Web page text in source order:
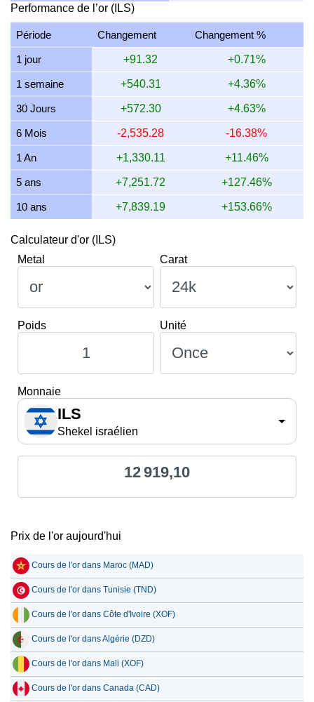
4,571.15
13 juillet 2026 4,536.09 145.84 145,835.29 1,701.03
12 juillet 2026 4,646.06 149.37 149,370.98 1,742.27
11 juillet 2026 4,646.06 149.37 149,370.98 1,742.27
10 juillet 2026 4,627.02 148.76 148,758.81 1,735.13
9 juillet 2026 4,672.46 150.22 150,219.63 1,752.17
Performance de l’or (ILS)
Période Changement Changement %
1 jour +91.32 +0.71%
1 semaine +540.31 +4.36%
30 Jours +572.30 +4.63%
6 Mois -2,535.28 -16.38%
1 An +1,330.11 +11.46%
5 ans +7,251.72 +127.46%
10 ans +7,839.19 +153.66%
Calculateur d'or (ILS)
Metal
Carat
Poids Unité
Monnaie
ILS
Shekel israélien
12 919,10
Prix de l'or aujourd'hui
Cours de l'or dans Maroc (MAD)
Cours de l'or dans Tunisie (TND)
Cours de l'or dans Côte d'Ivoire (XOF)
Cours de l'or dans Algérie (DZD)
Cours de l'or dans Mali (XOF)
Cours de l'or dans Canada (CAD)